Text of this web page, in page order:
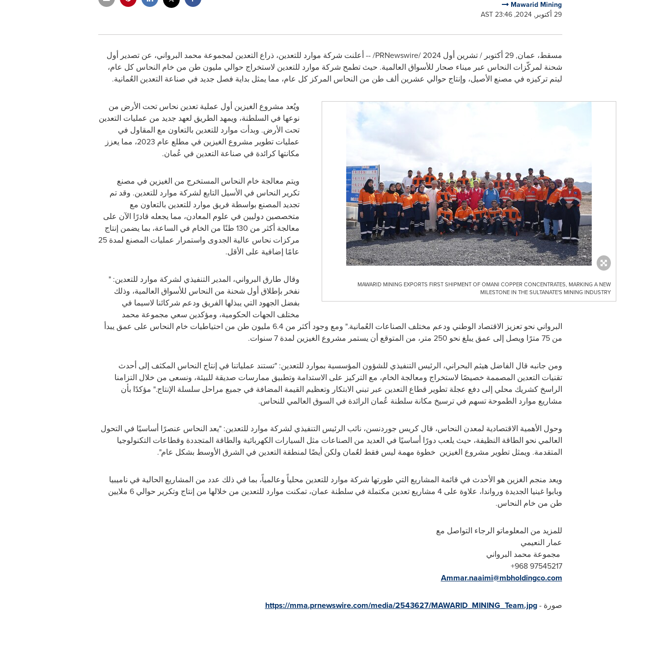
Mawarid Mining
29 أكتوبر, 2024, 23:46 AST
مسقط، عمان,29 أكتوبر / تشرين أول 2024
/PRNewswire/ -- أعلنت شركة موارد للتعدين، ذراع التعدين لمجموعة محمد البرواني، عن تصدير أول
شحنة لمركّزات النحاس عبر ميناء صحار للأسواق العالمية. حيث تطمح شركة موارد للتعدين لاستخراج حوالي مليون طن من خام النحاس كل عام،
ليتم تركيزه في مصنع الأصيل، وإنتاج حوالي عشرين ألف طن من النحاس المركز كل عام، مما يمثل بداية فصل جديد في صناعة التعدين العُمانية.
MAWARID MINING EXPORTS FIRST SHIPMENT OF OMANI COPPER CONCENTRATES, MARKING A NEW
MILESTONE IN THE SULTANATE'S MINING INDUSTRY
ويُعد مشروع الغيزين أول عملية تعدين نحاس تحت الأرض من
نوعها في السلطنة، ويمهد الطريق لعهد جديد من عمليات التعدين
تحت الأرض. وبدأت موارد للتعدين بالتعاون مع المقاول في
عمليات تطوير مشروع الغيزين في مطلع عام 2023، مما يعزز
مكانتها كرائدة في صناعة التعدين في عُمان.
ويتم معالجة خام النحاس المستخرج من الغيزين في مصنع
تكرير النحاس في الأسيل التابع لشركة موارد للتعدين. وقد تم
تجديد المصنع بواسطة فريق موارد للتعدين بالتعاون مع
متخصصين دوليين في علوم المعادن، مما يجعله قادرًا الآن على
معالجة أكثر من 130 طنًا من الخام في الساعة، بما يضمن إنتاج
مركزات نحاس عالية الجدوى واستمرار عمليات المصنع لمدة 25
عامًا إضافية على الأقل.
وقال طارق البرواني، المدير التنفيذي لشركة موارد للتعدين: "
نفخر بإطلاق أول شحنة من النحاس للأسواق العالمية، وذلك
بفضل الجهود التي يبذلها الفريق ودعم شركائنا لاسيما في
مختلف الجهات الحكومية، ومؤكدين سعي مجموعة محمد
البرواني نحو تعزيز الاقتصاد الوطني ودعم مختلف الصناعات العُمانية."
ومع وجود أكثر من 6.4 مليون طن من احتياطيات خام النحاس على عمق يبدأ
من 75 مترًا ويصل إلى عمق يبلغ نحو 250 متر، من المتوقع أن يستمر مشروع الغيزين لمدة 7 سنوات.
ومن جانبه قال الفاضل هيثم البحراني، الرئيس التنفيذي للشؤون المؤسسية بموارد للتعدين: "تستند عملياتنا في إنتاج النحاس المكثف إلى أحدث
تقنيات التعدين المصممة خصيصًا لاستخراج ومعالجة الخام، مع التركيز على الاستدامة وتطبيق ممارسات صديقة للبيئة، ونسعى من خلال التزامنا
الراسخ كشريك محلي إلىدفع عجلة تطوير قطاع التعدين عبر تبني الابتكار وتعظيم القيمة المضافة في جميع مراحل سلسلة الإنتاج." مؤكدًا بأن
مشاريع موارد الطموحة تسهم في ترسيخ مكانة سلطنة عُمان الرائدة في السوق العالمي للنحاس.
وحول الأهمية الاقتصادية لمعدن النحاس، قال كريس جوردنسن، نائب الرئيس التنفيذي لشركة موارد للتعدين: "يعد النحاس عنصرًا أساسيًا في التحول
العالمي نحو الطاقة النظيفة، حيث يلعب دورًا أساسيًا في العديد من الصناعات مثل السيارات الكهربائية والطاقة المتجددة وقطاعات التكنولوجيا
المتقدمة. ويمثل تطوير مشروع الغيزين خطوة مهمة ليس فقط لعُمان ولكن أيضًا لمنطقة التعدين في الشرق الأوسط بشكل عام."
ويعد منجم الغزين هو الأحدث في قائمة المشاريع التي طورتها شركة موارد للتعدين محلياً وعالمياً، بما في ذلك عدد من المشاريع الحالية في ناميبيا
وبابوا غينيا الجديدة ورواندا، علاوة على 4 مشاريع تعدين مكتملة في سلطنة عمان، تمكنت موارد للتعدين من خلالها من إنتاج وتكرير حوالي 6 ملايين
طن من خام النحاس.
للمزيد من المعلوماتو الرجاء التواصل مع
عمار النعيمي
مجموعة محمد البرواني
+968 97545217
Ammar.naaimi@mbholdingco.com
صورة -https://mma.prnewswire.com/media/2543627/MAWARID_MINING_Team.jpg